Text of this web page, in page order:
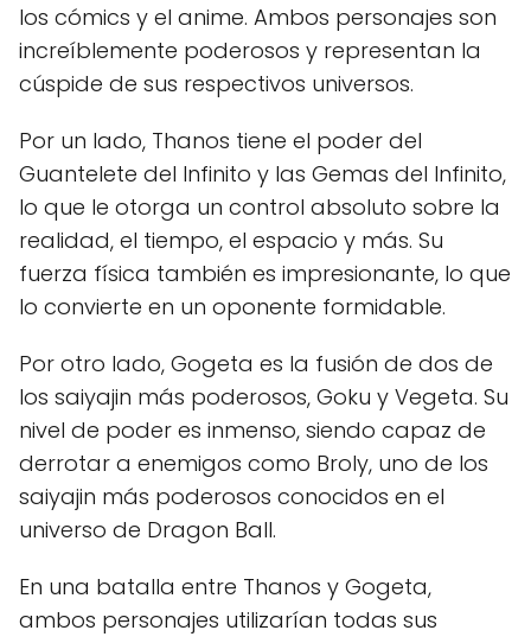
los cómics y el anime. Ambos personajes son
increíblemente poderosos y representan la
cúspide de sus respectivos universos.
Por un lado, Thanos tiene el poder del
Guantelete del Infinito y las Gemas del Infinito,
lo que le otorga un control absoluto sobre la
realidad, el tiempo, el espacio y más. Su
fuerza física también es impresionante, lo que
lo convierte en un oponente formidable.
Por otro lado, Gogeta es la fusión de dos de
los saiyajin más poderosos, Goku y Vegeta. Su
nivel de poder es inmenso, siendo capaz de
derrotar a enemigos como Broly, uno de los
saiyajin más poderosos conocidos en el
universo de Dragon Ball.
En una batalla entre Thanos y Gogeta,
ambos personajes utilizarían todas sus